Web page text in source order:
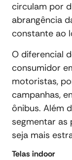
circulam por
abrangência
constante ao
O diferencial
consumidor
motoristas,
campanhas,
ônibus. Além
segmentar as
seja mais
Telas indoor